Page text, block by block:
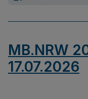
MB.NRW
17.07.2026